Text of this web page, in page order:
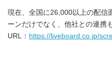
現在、全国に26,000以上の配信
ーンだけでなく、他社との連携
URL： https://liveboard.co.jp/